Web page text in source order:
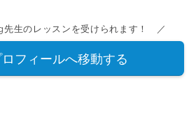
生のレッスンを受けられます！ ／
フィールへ移動する